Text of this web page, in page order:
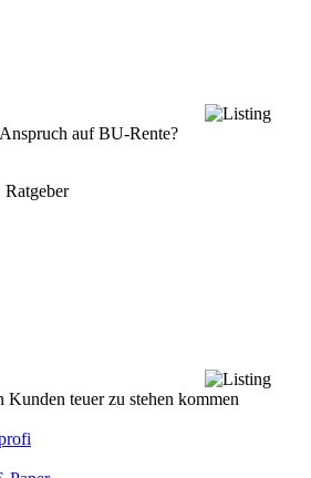
auf BU-Rente?
Ratgeber
Kunden teuer zu stehen kommen